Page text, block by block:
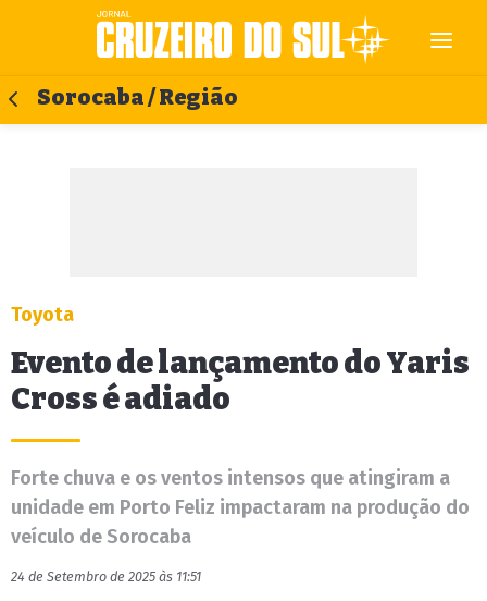
Sorocaba / Região
Toyota
Evento de lançamento do Yaris
Cross é adiado
Forte chuva e os ventos intensos que atingiram a
unidade em Porto Feliz impactaram na produção do
veículo de Sorocaba
24 de Setembro de 2025 às 11:51